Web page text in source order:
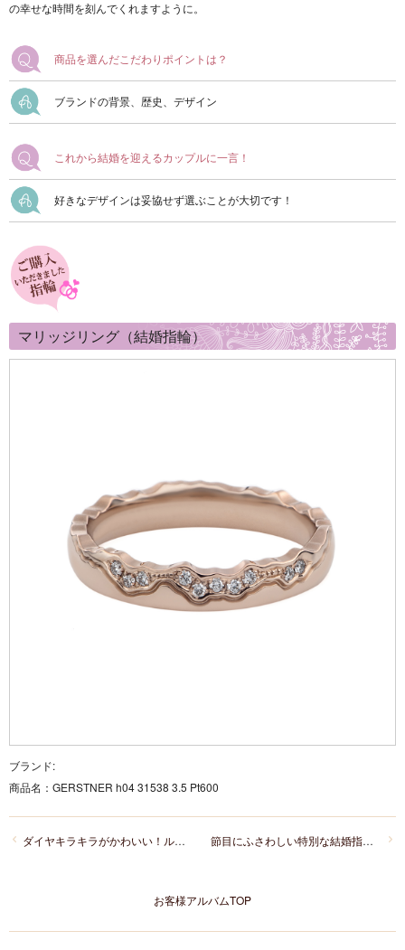
の幸せな時間を刻んでくれますように。
商品を選んだこだわりポイントは？
ブランドの背景、歴史、デザイン
これから結婚を迎えるカップルに一言！
好きなデザインは妥協せず選ぶことが大切です！
マリッジリング（結婚指輪）
ブランド:
商品名： GERSTNER h04 31538 3.5 Pt600
節目にふさわしい特別な結婚指輪。T様＆M様が選ばれたプチマリエ20周年アニバーサリーリング
ダイヤキラキラがかわいい！ルシエの結婚指輪をお選びいただいたT様&M様
お客様アルバムTOP